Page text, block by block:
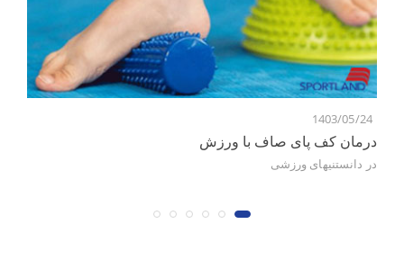
1403/05/24
درمان کف پای صاف با ورزش
در دانستنیهای ورزشی